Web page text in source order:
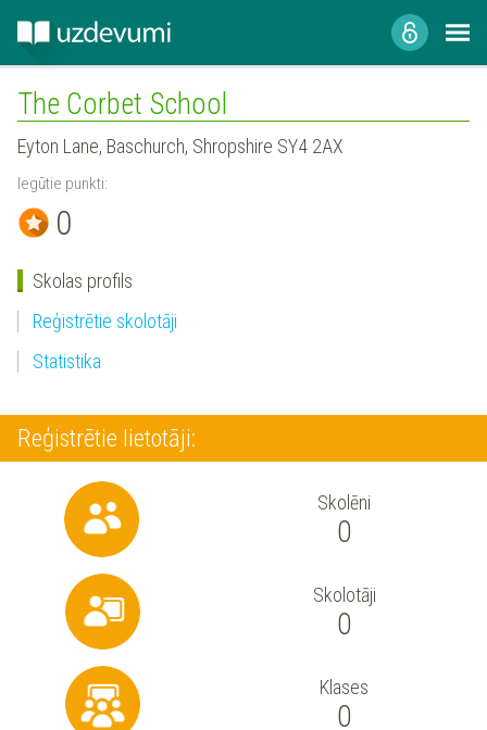
The Corbet School
Eyton Lane, Baschurch, Shropshire SY4 2AX
Iegūtie punkti:
0
Skolas profils
Reģistrētie skolotāji
Statistika
Reģistrētie lietotāji:
Skolēni
0
Skolotāji
0
Klases
0